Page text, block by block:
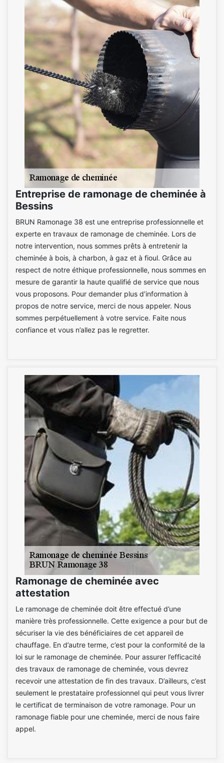
Entreprise de ramonage de cheminée à
Bessins
BRUN Ramonage 38 est une entreprise professionnelle et
experte en travaux de ramonage de cheminée. Lors de
notre intervention, nous sommes prêts à entretenir la
cheminée à bois, à charbon, à gaz et à fioul. Grâce au
respect de notre éthique professionnelle, nous sommes en
mesure de garantir la haute qualifié de service que nous
vous proposons. Pour demander plus d’information à
propos de notre service, merci de nous appeler. Nous
sommes perpétuellement à votre service. Faite nous
confiance et vous n’allez pas le regretter.
Ramonage de cheminée avec
attestation
Le ramonage de cheminée doit être effectué d’une
manière très professionnelle. Cette exigence a pour but de
sécuriser la vie des bénéficiaires de cet appareil de
chauffage. En d’autre terme, c’est pour la conformité de la
loi sur le ramonage de cheminée. Pour assurer l’efficacité
des travaux de ramonage de cheminée, vous devrez
recevoir une attestation de fin des travaux. D’ailleurs, c’est
seulement le prestataire professionnel qui peut vous livrer
le certificat de terminaison de votre ramonage. Pour un
ramonage fiable pour une cheminée, merci de nous faire
appel.